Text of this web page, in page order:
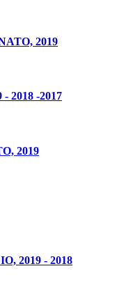
2019
2018 -2017
2019
2019 - 2018